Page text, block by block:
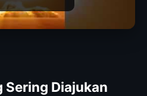
Sering Diajukan